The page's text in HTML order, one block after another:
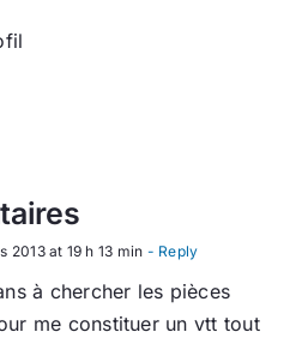
2013 at 19 h 13 min - Reply
à chercher les pièces
me constituer un vtt tout